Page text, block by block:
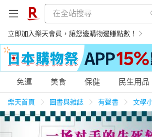
立即加入樂天會員，讓您邊購物邊賺點數！
購物網分類
美食蛋糕 養生保健
免運 美食 保健 民生用品
樂天首頁 圖書與雜誌 有聲書 文學